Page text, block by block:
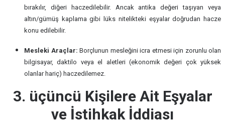
bırakılır, diğeri haczedilebilir. Ancak antika değeri taşıyan veya
altın/gümüş kaplama gibi lüks nitelikteki eşyalar doğrudan hacze
konu edilebilir.
Mesleki Araçlar: Borçlunun mesleğini icra etmesi için zorunlu olan
bilgisayar, daktilo veya el aletleri (ekonomik değeri çok yüksek
olanlar hariç) haczedilemez.
3. üçüncü Kişilere Ait Eşyalar
ve İstihkak İddiası